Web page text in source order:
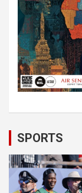
SPORTS